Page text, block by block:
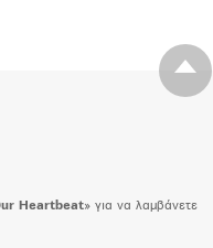
Heartbeat» για να λαμβάνετε